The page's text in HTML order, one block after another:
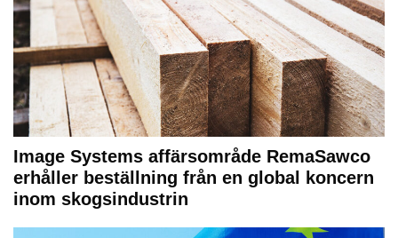
Image Systems affärsområde RemaSawco
erhåller beställning från en global koncern
inom skogsindustrin